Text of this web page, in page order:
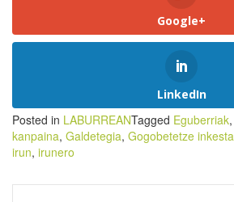
Google+
LinkedIn
Posted in LABURREANTagged Eguberriak,
kanpaina, Galdetegia, Gogobetetze inkesta
irun, irunero